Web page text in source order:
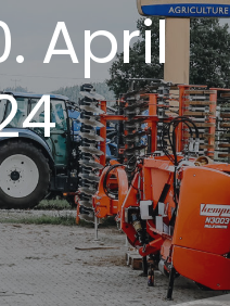
April